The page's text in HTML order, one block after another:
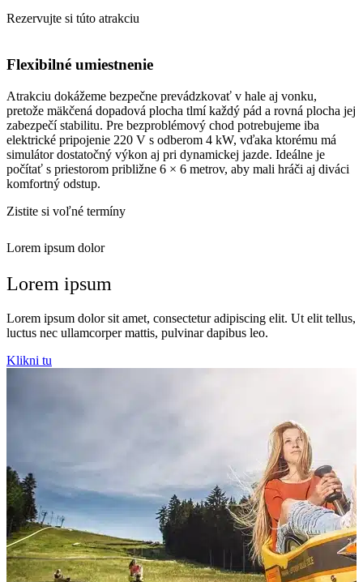
Rezervujte si túto atrakciu
Flexibilné umiestnenie
Atrakciu dokážeme bezpečne prevádzkovať v hale aj vonku,
pretože mäkčená dopadová plocha tlmí každý pád a rovná plocha jej
zabezpečí stabilitu. Pre bezproblémový chod potrebujeme iba
elektrické pripojenie 220 V s odberom 4 kW, vďaka ktorému má
simulátor dostatočný výkon aj pri dynamickej jazde. Ideálne je
počítať s priestorom približne 6 × 6 metrov, aby mali hráči aj diváci
komfortný odstup.
Zistite si voľné termíny
Lorem ipsum dolor
Lorem ipsum
Lorem ipsum dolor sit amet, consectetur adipiscing elit. Ut elit tellus,
luctus nec ullamcorper mattis, pulvinar dapibus leo.
Klikni tu